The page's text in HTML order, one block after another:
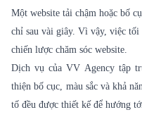
Một website tải chậm hoặc bố
chỉ sau vài giây. Vì vậy, việc
chiến lược chăm sóc website.
Dịch vụ của VV Agency tập
thiện bố cục, màu sắc và khả
tố đều được thiết kế để hướng